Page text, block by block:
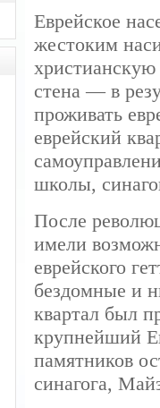
Еврейское
жестоким
христианскую
стена — в
проживать
еврейский
школы,
После
имели
еврейского
бездомные и
квартал был
крупнейший
памятников
синагога,